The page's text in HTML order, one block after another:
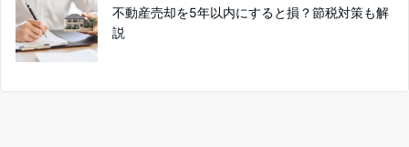
不動産売却を5年以内にすると損？節税対策も解
説